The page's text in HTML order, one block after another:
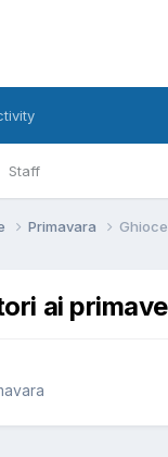
Staff
Primavara
ai